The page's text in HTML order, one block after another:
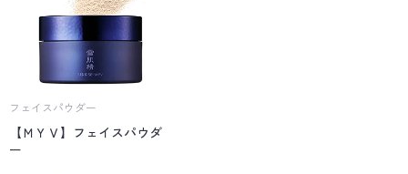
フェイスパウダー
【ＭＹＶ】フェイスパウダ
ー